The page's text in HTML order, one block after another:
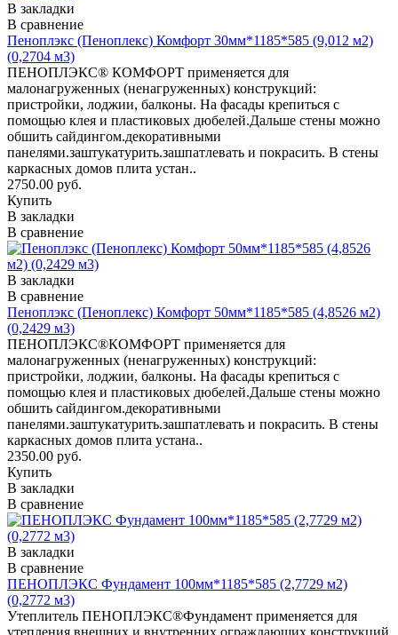
В закладки
В сравнение
Пеноплэкс (Пеноплекс) Комфорт 30мм*1185*585 (9,012 м2)
(0,2704 м3)
ПЕНОПЛЭКС® КОМФОРТ применяется для
малонагруженных (ненагруженных) конструкций:
пристройки, лоджии, балконы. На фасады крепиться с
помощью клея и пластиковых дюбелей.Дальше стены можно
обшить сайдингом.декоративными
панелями.заштукатурить.зашпатлевать и покрасить. В стены
каркасных домов плита устан..
2750.00 руб.
Купить
В закладки
В сравнение
В закладки
В сравнение
Пеноплэкс (Пеноплекс) Комфорт 50мм*1185*585 (4,8526 м2)
(0,2429 м3)
ПЕНОПЛЭКС®КОМФОРТ применяется для
малонагруженных (ненагруженных) конструкций:
пристройки, лоджии, балконы. На фасады крепиться с
помощью клея и пластиковых дюбелей.Дальше стены можно
обшить сайдингом.декоративными
панелями.заштукатурить.зашпатлевать и покрасить. В стены
каркасных домов плита устана..
2350.00 руб.
Купить
В закладки
В сравнение
В закладки
В сравнение
ПЕНОПЛЭКС Фундамент 100мм*1185*585 (2,7729 м2)
(0,2772 м3)
Утеплитель ПЕНОПЛЭКС®Фундамент применяется для
утепления внешних и внутренних ограждающих конструкций